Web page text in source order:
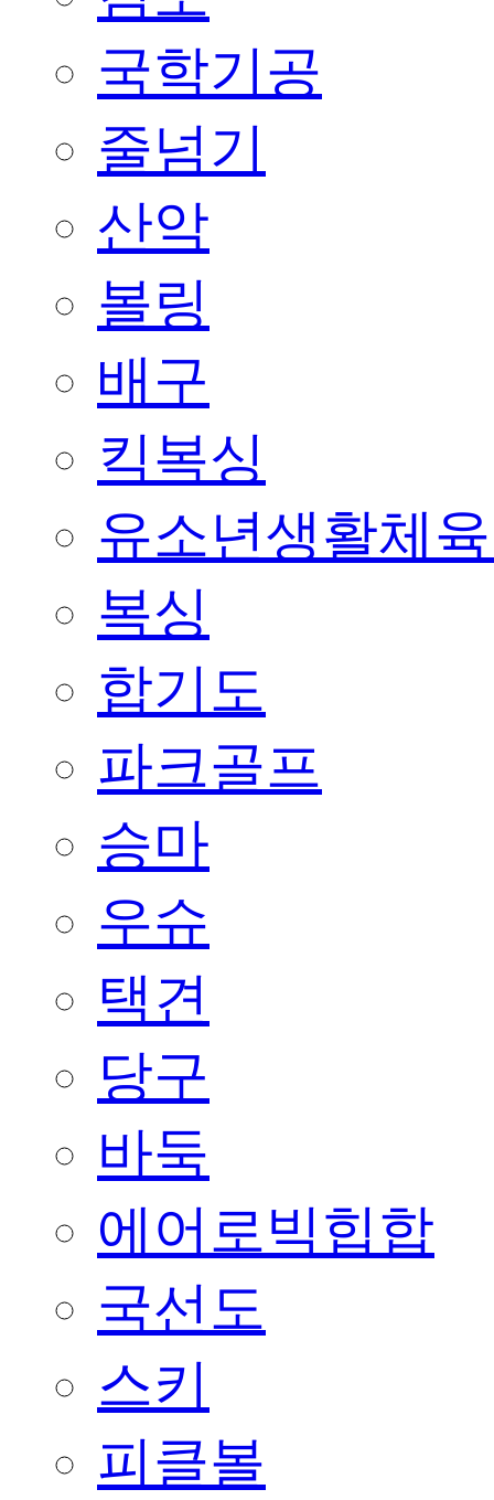
국학기공
줄넘기
산악
볼링
배구
킥복싱
유소년생활체
복싱
합기도
파크골프
승마
우슈
택견
당구
바둑
에어로빅힙합
국선도
스키
피클볼